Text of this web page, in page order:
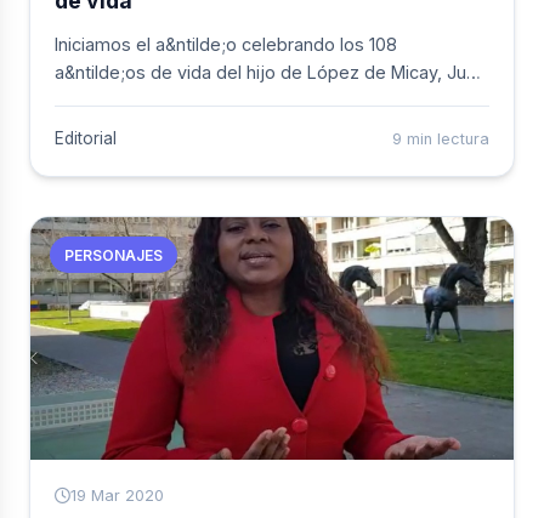
Iniciamos el a&ntilde;o celebrando los 108
a&ntilde;os de vida del hijo de López de Micay, Juan
reside en el barrio La Transformación de
cuales 7 se encuentran con vida.
Editorial 9 min lectura
PERSONAJES
19 Mar 2020